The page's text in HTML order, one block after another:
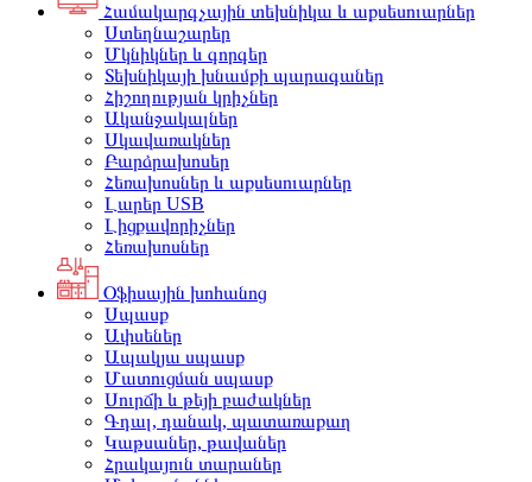
Համակարգչային տեխնիկա և աքսեսուարներ
Ստեղնաշարեր
Մկնիկներ և գորգեր
Տեխնիկայի խնամքի պարագաներ
Հիշողության կրիչներ
Ականջակալներ
Սկավառակներ
Բարձրախոսեր
Հեռախոսներ և աքսեսուարներ
Լարեր USB
Լիցքավորիչներ
Հեռախոսներ
Օֆիսային խոհանոց
Սպասք
Ափսեներ
Ապակյա սպասք
Մատուցման սպասք
Սուրճի և թեյի բաժակներ
Գդալ, դանակ, պատառաքաղ
Կաթսաներ, թավաներ
Հրակայուն տարաներ